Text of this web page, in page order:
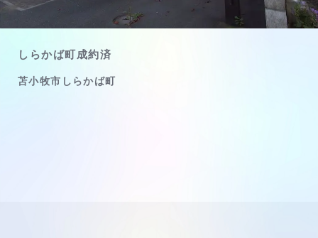
しらかば町成約済
苫小牧市しらかば町